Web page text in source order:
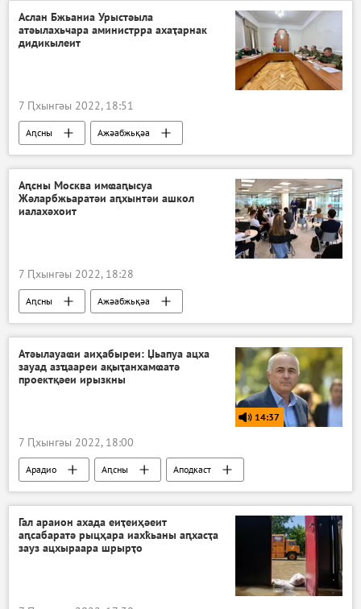
Аслан Бжьаниа Урыстәыла
атәылахьчара аминистрра ахаҭарнак
дидикылеит
7 Ԥхынгәы 2022, 18:51
Аԥсны
Ажәабжьқәа
Аслан Бжьаниа
Ауаажәларра
Аԥсны Москва имҩаԥысуа
Жәларбжьаратәи аԥхынтәи ашкол
иалахәхоит
7 Ԥхынгәы 2022, 18:28
Аԥсны Ажәабжьқәа
Атәылауаҩи аиҳабыреи: Џьапуа ацха
зауад азҵаареи ақыҭанхамҩатә
проектқәеи ирызкны
14:37
7 Ԥхынгәы 2022, 18:00
Арадио Аԥсны
Аподкаст
Атәылауаҩи аиҳабыреи
Гал араион ахада еиҭеиҳәеит
аԥсабаратә рыцҳара иахҟьаны аԥхасҭа
зауз ацхыраара шрырҭо